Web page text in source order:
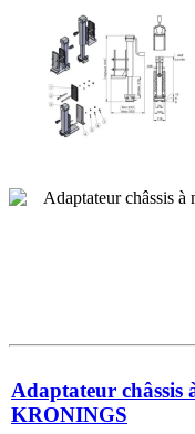
Adaptateur châssis
KRONINGS